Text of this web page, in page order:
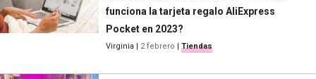
funciona la tarjeta regalo AliExpress
Pocket en 2023?
Virginia | 2 febrero | Tiendas